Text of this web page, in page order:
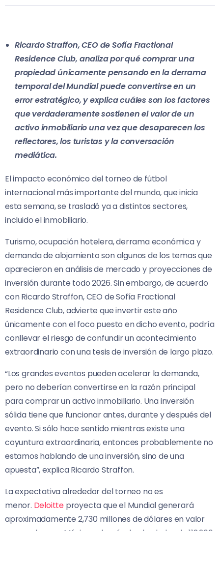
Ricardo Straffon, CEO de Sofía Fractional
Residence Club, analiza por qué comprar una
propiedad únicamente pensando en la derrama
temporal del Mundial puede convertirse en un
error estratégico, y explica cuáles son los factores
que verdaderamente sostienen el valor de un
activo inmobiliario una vez que desaparecen los
reflectores, los turistas y la conversación
mediática.
El impacto económico del torneo de fútbol
internacional más importante del mundo, que inicia
esta semana, se trasladó ya a distintos sectores,
incluido el inmobiliario.
Turismo, ocupación hotelera, derrama económica y
demanda de alojamiento son algunos de los temas que
aparecieron en análisis de mercado y proyecciones de
inversión durante todo 2026. Sin embargo, de acuerdo
con Ricardo Straffon, CEO de Sofía Fractional
Residence Club, advierte que invertir este año
únicamente con el foco puesto en dicho evento, podría
conllevar el riesgo de confundir un acontecimiento
extraordinario con una tesis de inversión de largo plazo.
“Los grandes eventos pueden acelerar la demanda,
pero no deberían convertirse en la razón principal
para comprar un activo inmobiliario. Una inversión
sólida tiene que funcionar antes, durante y después del
evento. Si sólo hace sentido mientras existe una
coyuntura extraordinaria, entonces probablemente no
estamos hablando de una inversión, sino de una
apuesta”, explica Ricardo Straffon.
La expectativa alrededor del torneo no es
menor. Deloitte proyecta que el Mundial generará
aproximadamente 2,730 millones de dólares en valor
agregado para México, además de alrededor de 112,200